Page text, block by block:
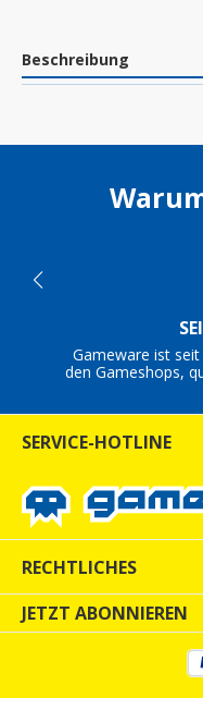
Beschreibung
Gameware ist seit
den Gameshops,
SERVICE-HOTLINE
RECHTLICHES
JETZT ABONNIEREN